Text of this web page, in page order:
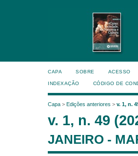
CAPA SOBRE ACESSO
INDEXAÇÃO CÓDIGO DE
Capa > Edições anteriores > v. 1, n.
v. 1, n. 49
JANEIRO -